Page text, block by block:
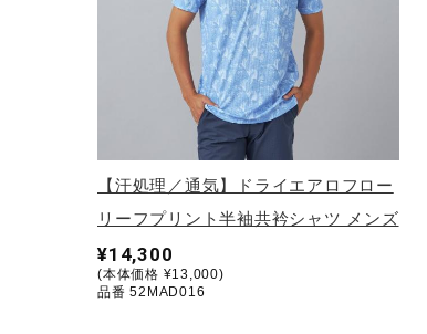
ウィンタースポーツ
ウォーキングシューズ
ライフスタイルグッズ
アウトドア／レイン
【汗処理／通気】ドライエアロフロー
リーフプリント半袖共衿シャツ メンズ
¥14,300
(本体価格 ¥13,000)
品番 52MAD016